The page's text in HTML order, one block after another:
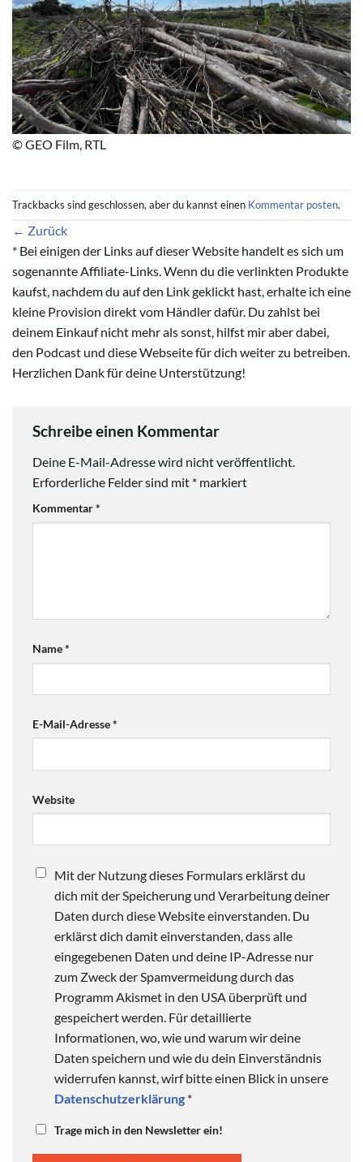
© GEO Film, RTL
Trackbacks sind geschlossen, aber du kannst einen Kommentar posten.
← Zurück
* Bei einigen der Links auf dieser Website handelt es sich um
sogenannte Affiliate-Links. Wenn du die verlinkten Produkte
kaufst, nachdem du auf den Link geklickt hast, erhalte ich eine
kleine Provision direkt vom Händler dafür. Du zahlst bei
deinem Einkauf nicht mehr als sonst, hilfst mir aber dabei,
den Podcast und diese Webseite für dich weiter zu betreiben.
Herzlichen Dank für deine Unterstützung!
Schreibe einen Kommentar
Deine E-Mail-Adresse wird nicht veröffentlicht.
Erforderliche Felder sind mit * markiert
Kommentar*
Name*
E-Mail-Adresse*
Website
Mit der Nutzung dieses Formulars erklärst du
dich mit der Speicherung und Verarbeitung deiner
Daten durch diese Website einverstanden. Du
erklärst dich damit einverstanden, dass alle
eingegebenen Daten und deine IP-Adresse nur
zum Zweck der Spamvermeidung durch das
Programm Akismet in den USA überprüft und
gespeichert werden. Für detaillierte
Informationen, wo, wie und warum wir deine
Daten speichern und wie du dein Einverständnis
widerrufen kannst, wirf bitte einen Blick in unsere
Datenschutzerklärung *
Trage mich in den Newsletter ein!